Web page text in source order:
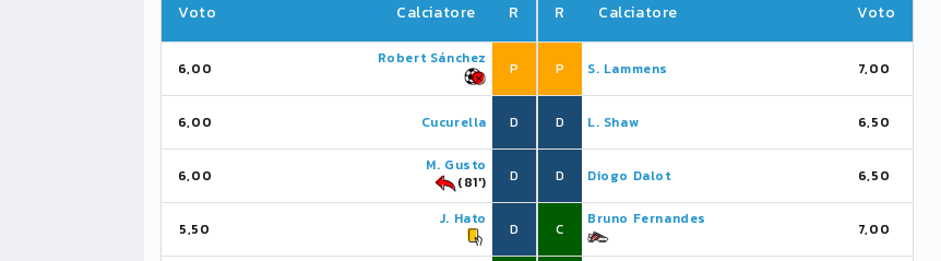
Voto Calciatore R
6,00
Robert Sánchez
P
6,00 Cucurella D
6,00
M. Gusto
(81')
D
5,50
J. Hato
D
R Calciatore Voto
P S. Lammens 7,00
D L. Shaw 6,50
D Diogo Dalot 6,50
C
Bruno Fernandes
7,00